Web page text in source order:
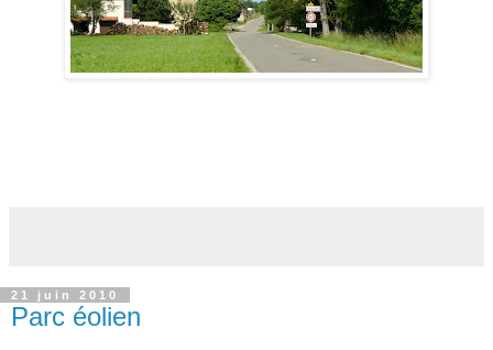
21 juin 2010
Parc éolien